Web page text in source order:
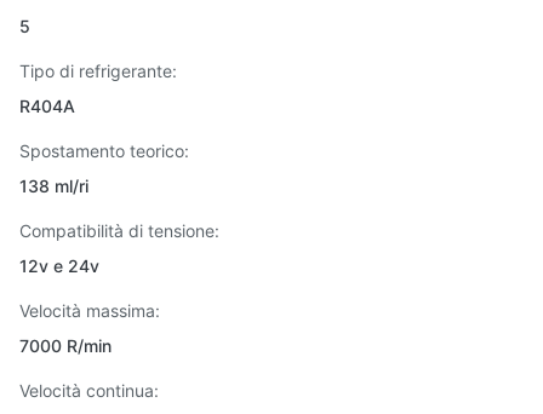
5
Tipo di refrigerante:
R404A
Spostamento teorico:
138 ml/ri
Compatibilità di tensione:
12v e 24v
Velocità massima:
7000 R/min
Velocità continua: